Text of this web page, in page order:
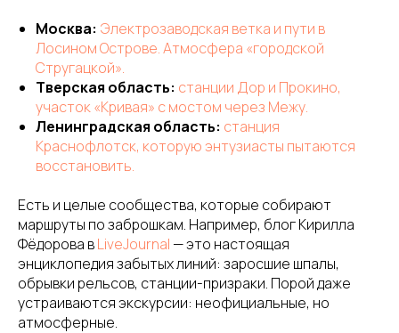
Москва: Электрозаводская ветка и пути в
Лосином Острове. Атмосфера «городской
Стругацкой».
Тверская область: станции Дор и Прокино,
участок «Кривая» с мостом через Межу.
Ленинградская область: станция
Краснофлотск, которую энтузиасты пытаются
восстановить.
Есть и целые сообщества, которые собирают
маршруты по заброшкам. Например, блог Кирилла
Фёдорова вLiveJournal — это настоящая
энциклопедия забытых линий: заросшие шпалы,
обрывки рельсов, станции-призраки. Порой даже
устраиваются экскурсии: неофициальные, но
атмосферные.